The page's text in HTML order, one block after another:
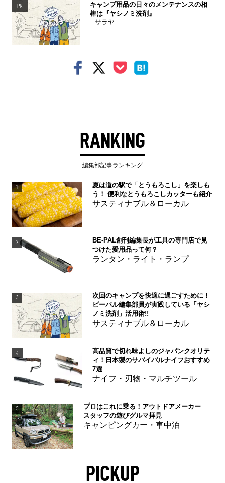
PR
キャンプ用品の日々のメンテナンスの相
棒は『ヤシノミ洗剤』
サラヤ
RANKING
編集部記事ランキング
1
夏は道の駅で「とうもろこし」を楽しも
う！ 便利なとうもろこしカッターも紹介
サスティナブル＆ローカル
2
BE-PAL創刊編集長が工具の専門店で見
つけた愛用品って何？
ランタン・ライト・ランプ
3
次回のキャンプを快適に過ごすために！
ビーパル編集部員が実践している「ヤシ
ノミ洗剤」活用術!!
サスティナブル＆ローカル
4
高品質で切れ味よしのジャパンクオリテ
ィ！日本製のサバイバルナイフおすすめ
7選
ナイフ・刃物・マルチツール
5
プロはこれに乗る！アウトドアメーカー
スタッフの遊びグルマ拝見
キャンピングカー・車中泊
PICKUP